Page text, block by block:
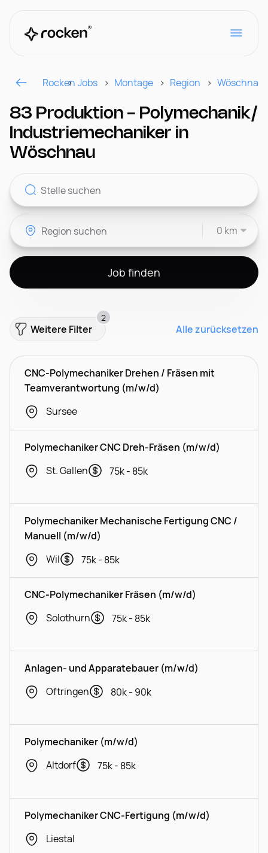
Für Arbeitgeber
Kontakt
Rocken Jobs Montage Region Wöschnau
83 Produktion - Polymechanik/
Industriemechaniker in
Wöschnau
0 km
Job finden
Weitere Filter
2
Alle zurücksetzen
CNC-Polymechaniker Drehen / Fräsen mit
Teamverantwortung (m/w/d)
Sursee
Polymechaniker CNC Dreh-Fräsen (m/w/d)
St. Gallen
75k - 85k
Polymechaniker Mechanische Fertigung CNC /
Manuell (m/w/d)
Wil
75k - 85k
CNC-Polymechaniker Fräsen (m/w/d)
Solothurn
75k - 85k
Anlagen- und Apparatebauer (m/w/d)
Oftringen
80k - 90k
Polymechaniker (m/w/d)
Altdorf
75k - 85k
Polymechaniker CNC-Fertigung (m/w/d)
Liestal